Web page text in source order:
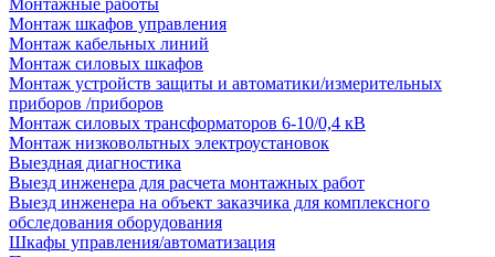
Монтажные работы
Монтаж шкафов управления
Монтаж кабельных линий
Монтаж силовых шкафов
Монтаж устройств защиты и автоматики/измерительных
приборов /приборов
Монтаж силовых трансформаторов 6-10/0,4 кВ
Монтаж низковольтных электроустановок
Выездная диагностика
Выезд инженера для расчета монтажных работ
Выезд инженера на объект заказчика для комплексного
обследования оборудования
Шкафы управления/автоматизация